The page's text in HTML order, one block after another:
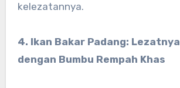
kelezatannya.
4. Ikan Bakar Padang:
dengan Bumbu Rempah Khas